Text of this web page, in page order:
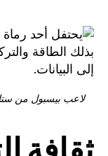
لاعب بيسبول من